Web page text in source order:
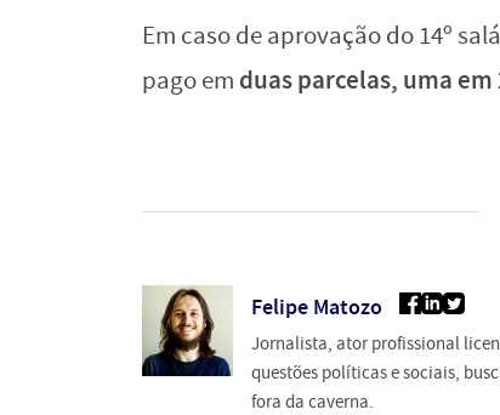
Em caso de aprovação do 14º
pago em duas parcelas, uma
Felipe Matozo
Jornalista, ator profissional
questões políticas e sociais,
fora da caverna.